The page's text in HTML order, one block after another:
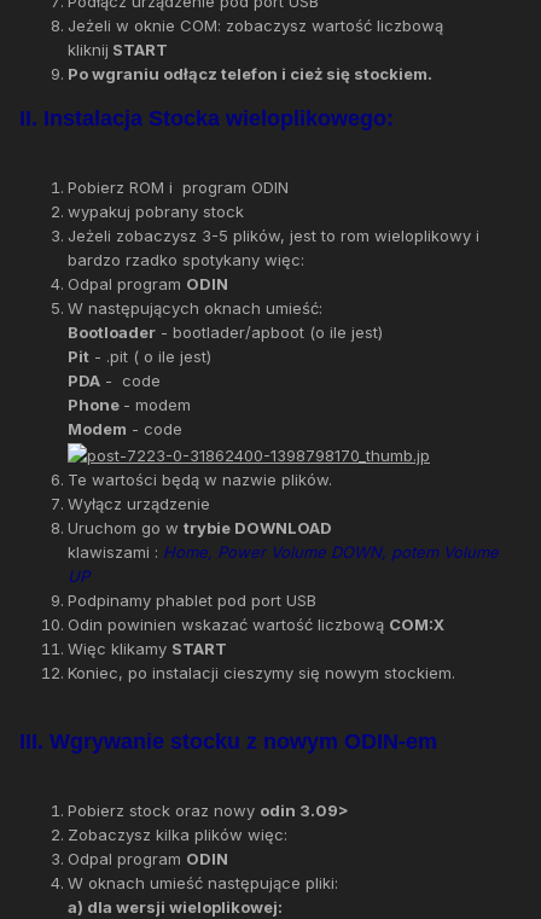
Jeżeli w oknie COM: zobaczysz wartość liczbową
kliknij START
Po wgraniu odłącz telefon i cież się stockiem.
II. Instalacja Stocka wieloplikowego:
Pobierz ROM i program ODIN
wypakuj pobrany stock
Jeżeli zobaczysz 3-5 plików, jest to rom wieloplikowy i
bardzo rzadko spotykany więc:
Odpal program ODIN
W następujących oknach umieść:
Bootloader - bootlader/apboot (o ile jest)
Pit - .pit ( o ile jest)
PDA - code
Phone - modem
Modem - code
Te wartości będą w nazwie plików.
Wyłącz urządzenie
Uruchom go w trybie DOWNLOAD
klawiszami : Home, Power Volume DOWN, potem Volume
UP
Podpinamy phablet pod port USB
Odin powinien wskazać wartość liczbową COM:X
Więc klikamy START
Koniec, po instalacji cieszymy się nowym stockiem.
III. Wgrywanie stocku z nowym ODIN-em
Pobierz stock oraz nowy odin 3.09>
Zobaczysz kilka plików więc:
Odpal program ODIN
W oknach umieść następujące pliki:
a) dla wersji wieloplikowej: